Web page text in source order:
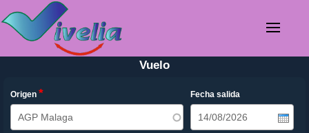
Vuelo
Origen *
Fecha salida